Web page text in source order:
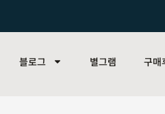
블로그 별그램 구매